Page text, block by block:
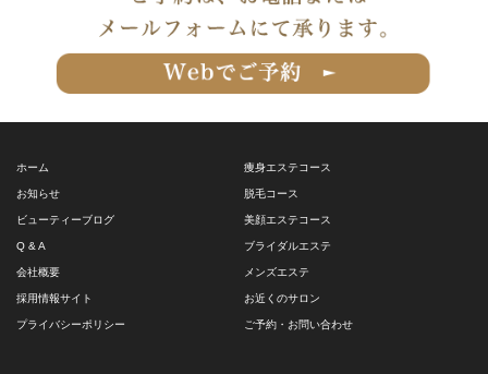
ホーム
お知らせ
ビューティーブログ
Q & A
会社概要
採用情報サイト
プライバシーポリシー
痩身エステコース
脱毛コース
美顔エステコース
ブライダルエステ
メンズエステ
お近くのサロン
ご予約・お問い合わせ